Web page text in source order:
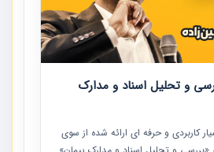
و تحلیل اسناد و مدارک
کاربردی و حرفه‏ ای ارائه شده از سوی